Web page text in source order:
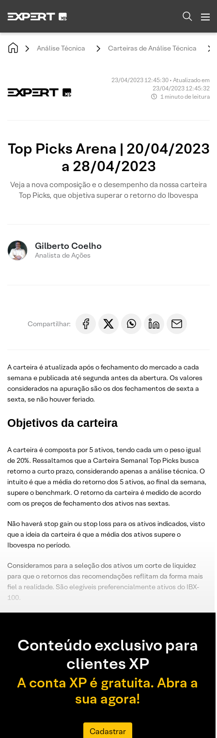
Análise Técnica Carteiras de Análise Técnica
23/04/2023 12:45:30 • Atualizado em
23/04/2023 12:45:32
1 minuto de leitura
Top Picks Arena | 20/04/2023
a 28/04/2023
Veja a nova composição e o desempenho da nossa carteira
Top Picks, que objetiva superar o retorno do Ibovespa
Gilberto Coelho
Analista de Ações
Compartilhar:
A carteira é atualizada após o fechamento do mercado a cada
semana e publicada até segunda antes da abertura. Os valores
considerados na apuração são os dos fechamentos de sexta a
sexta, se não houver feriado.
Objetivos da carteira
A carteira é composta por 5 ativos, tendo cada um o peso igual
de 20%. Ressaltamos que a Carteira Semanal Top Picks busca
retorno a curto prazo, considerando apenas a análise técnica. O
intuito é que a média do retorno dos 5 ativos, ao final da semana,
supere o benchmark. O retorno da carteira é medido de acordo
com os preços de fechamento dos ativos nas sextas.
Não haverá stop gain ou stop loss para os ativos indicados, visto
que a ideia da carteira é que a média dos ativos supere o
Ibovespa no período.
Consideramos para a seleção dos ativos um corte de liquidez
para que o retornos das recomendações reflitam da forma mais
fiel a realidade. São elegíveis preferencialmente ativos do IBX-
100.
Conteúdo exclusivo para
clientes XP
A conta XP é gratuita. Abra a
sua agora!
Cadastrar